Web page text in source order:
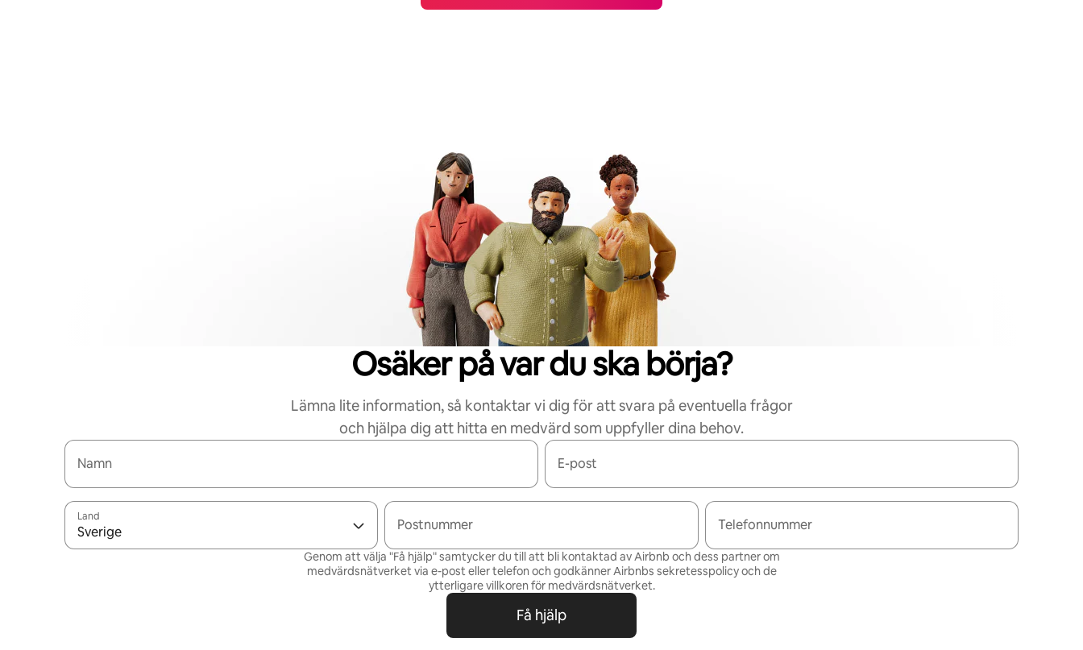
Osäker på var du ska börja?
Lämna lite information, så kontaktar vi dig för att svara på eventuella frågor
och hjälpa dig att hitta en medvärd som uppfyller dina behov.
Namn E-post
Land
Sverige Postnummer Telefonnummer
Genom att välja "Få hjälp" samtycker du till att bli kontaktad av Airbnb och dess partner om
medvärdsnätverket via e-post eller telefon och godkänner Airbnbs sekretesspolicy och de
ytterligare villkoren för medvärdsnätverket.
Få hjälp